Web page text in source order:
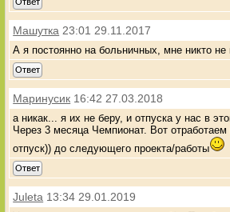
Машутка 23:01 29.11.2017
А я постоянно на больничных, мне никто не
Ответ
Маринусик 16:42 27.03.2018
а никак... я их не беру, и отпуска у нас в
Через 3 месяца Чемпионат. Вот
отпуск)) до следующего проекта/работы
Ответ
Juleta 13:34 29.01.2019